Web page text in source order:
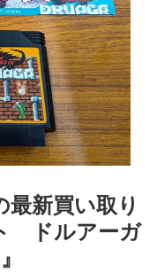
最新買い取り
ドルアーガ